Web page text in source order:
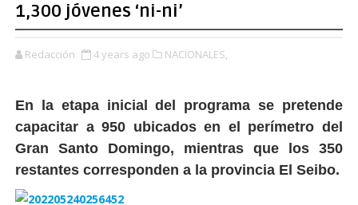
1,300 jóvenes ‘ni-ni’
Redacción 4 years ago NACIONALES,
En la etapa inicial del programa se pretende
capacitar a 950 ubicados en el perímetro del
Gran Santo Domingo, mientras que los 350
restantes corresponden a la provincia El Seibo.